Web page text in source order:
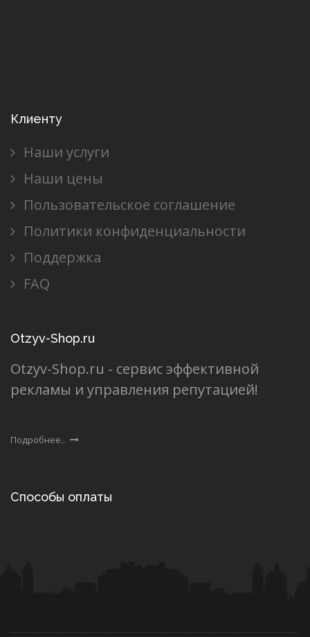
Клиенту
Наши услуги
Наши цены
Пользовательское соглашение
Политики конфиденциальности
Поддержка
FAQ
Otzyv-Shop.ru
Otzyv-Shop.ru - сервис эффективной
рекламы и управления репутацией!
Подробнее..
Способы оплаты